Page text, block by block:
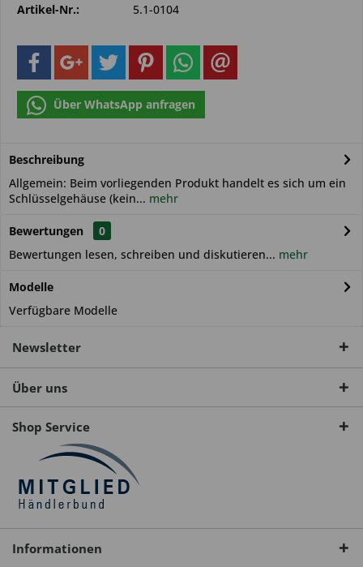
Artikel-Nr.: 5.1-0104
Über WhatsApp anfragen
Beschreibung
Allgemein: Beim vorliegenden Produkt handelt es sich um ein
Schlüsselgehäuse (kein... mehr
Bewertungen
0
Bewertungen lesen, schreiben und diskutieren... mehr
Modelle
Verfügbare Modelle
Newsletter
Über uns
Shop Service
Informationen